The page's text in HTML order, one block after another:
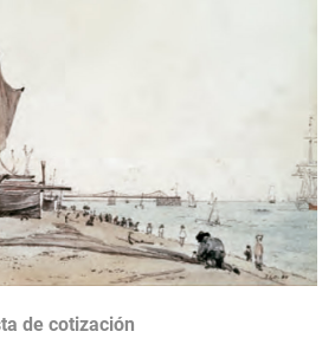
de cotización